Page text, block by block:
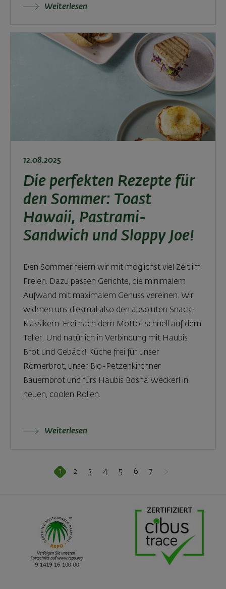
Weiterlesen
12.08.2025
Die perfekten Rezepte für
den Sommer: Toast
Hawaii, Pastrami-
Sandwich und Sloppy Joe!
Den Sommer feiern wir mit möglichst viel Zeit im
Freien. Dazu passen Gerichte, die minimalem
Aufwand mit maximalem Genuss vereinen. Wir
widmen uns diesmal also den absoluten Snack-
Klassikern. Frei nach dem Motto: schnell auf dem
Teller. Und natürlich in Verbindung mit Haubis
Brot und Gebäck! Küche frei für unser
Römerbrot, unser Bio-Petzenkirchner
Bauernbrot und fürs Haubis Bosna Weckerl in
neuen, coolen Rollen.
Weiterlesen
1 2 3 4 5 6 7